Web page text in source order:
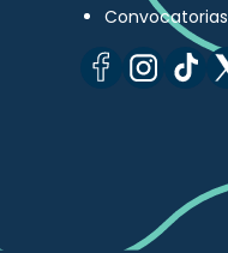
Convocatorias